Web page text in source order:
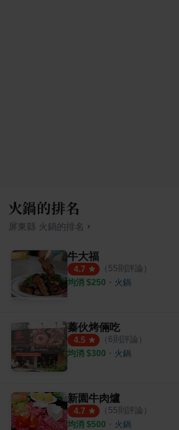
火鍋的排名
屏東縣 火鍋的排名 ›
牛大福
4.7 （ 55則評論）
均消 $250 ・ 火鍋
蓁伙烤倆吃
4.5 （ 6則評論）
均消 $300 ・ 火鍋
新園牛肉爐
4.7 （ 55則評論）
均消 $500 ・ 火鍋